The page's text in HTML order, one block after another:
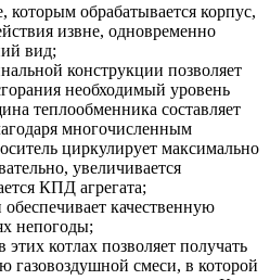
обрабатывается корпус,
извне, одновременно
вид;
конструкции позволяет
необходимый уровень
теплообменника составляет
многочисленным
циркулирует максимально
увеличивается
КПД агрегата;
качественную
непогоды;
этих котлах позволяет получать
смеси, в которой